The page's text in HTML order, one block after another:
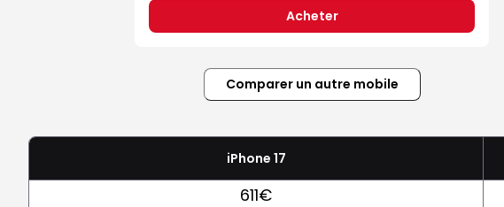
Acheter
Comparer un autre mobile
iPhone 17
611€